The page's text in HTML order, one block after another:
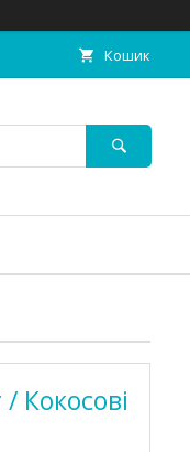
Кошик
Кокосові